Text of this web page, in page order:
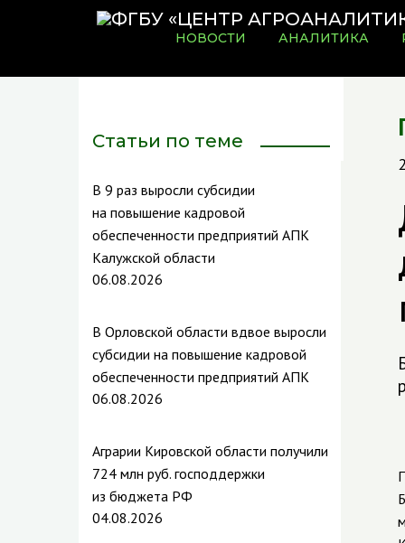
НОВОСТИ АНАЛИТИКА
Статьи по теме
В 9 раз выросли субсидии
на повышение кадровой
обеспеченности предприятий АПК
Калужской области
06.08.2026
В Орловской области вдвое выросли
субсидии на повышение кадровой
обеспеченности предприятий АПК
06.08.2026
Аграрии Кировской области получили
724 млн руб. господдержки
из бюджета РФ
04.08.2026